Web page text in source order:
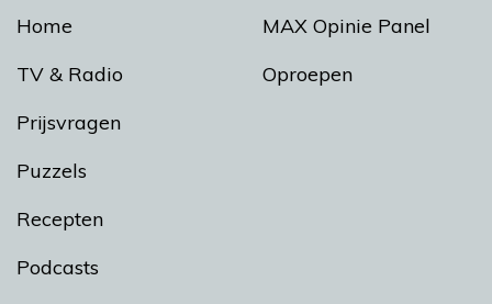
Home
TV & Radio
Prijsvragen
Puzzels
Recepten
Podcasts
MAX Opinie Panel
Oproepen